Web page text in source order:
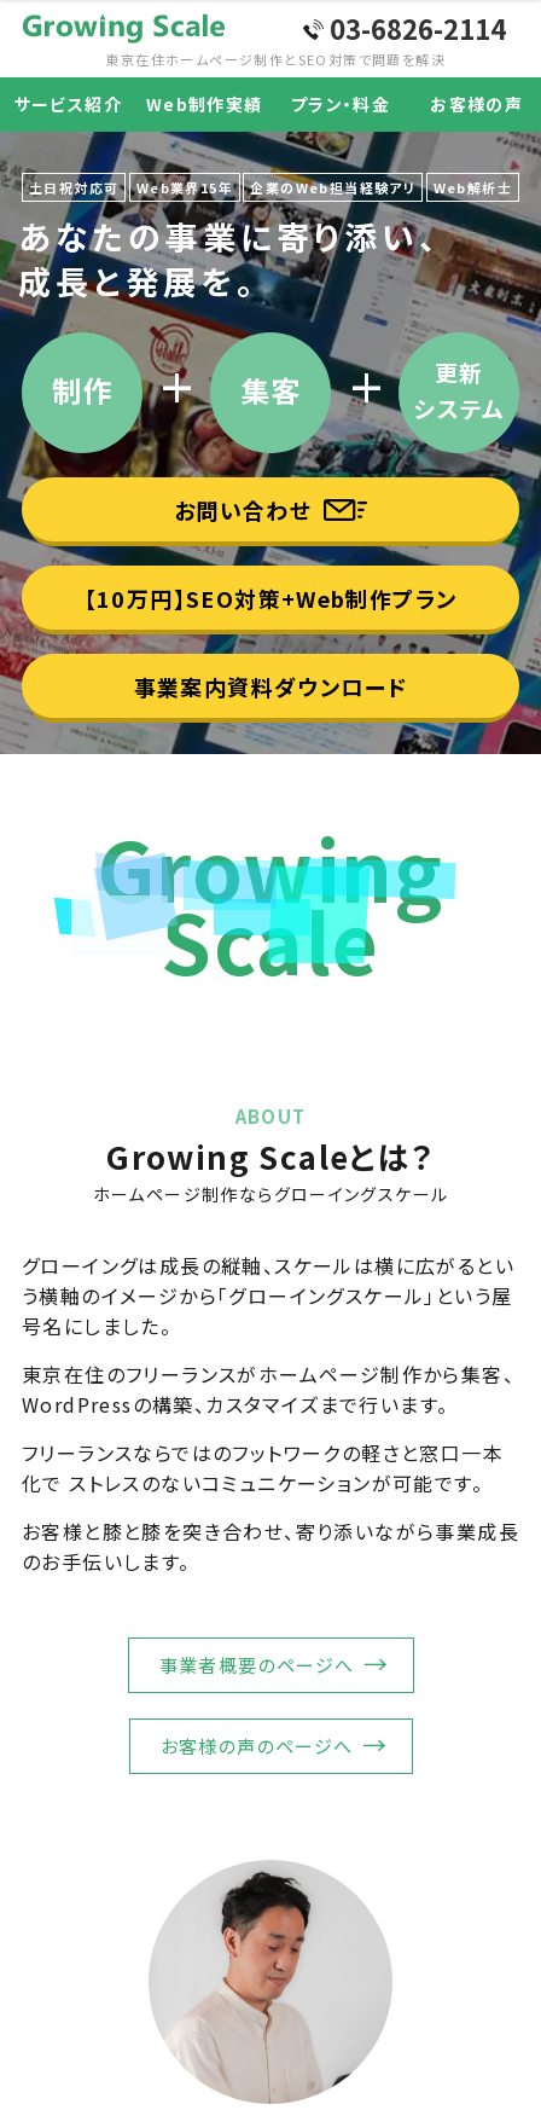
東京在住ホームページ制作と SEO対策で問題を解決
03-6826-2114
サービス紹介 Web制作実績 プラン・料金 お客様の声
あなたの事業に寄り添い、
成長と発展を。
土日祝対応可 Web業界15年 企業のWeb担当経験アリ Web解析士
制作 集客
更新
システム
お問い合わせ
【10万円】SEO対策+Web制作プラン
事業案内資料ダウンロード
Growing
Scale
ABOUT
Growing Scaleとは？
ホームページ制作ならグローイングスケール
グローイングは成長の縦軸、スケールは横に広がるとい
う横軸のイメージから「グローイングスケール」という屋
号名にしました。
東京在住のフリーランスがホームページ制作から集客、
WordPressの構築、カスタマイズまで行います。
フリーランスならではのフットワークの軽さと窓口一本
化で ストレスのないコミュニケーションが可能です。
お客様と膝と膝を突き合わせ、寄り添いながら事業成長
のお手伝いします。
事業者概要のページへ
お客様の声のページへ